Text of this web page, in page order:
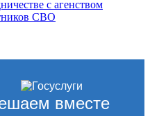
с агенством
СВО
вместе